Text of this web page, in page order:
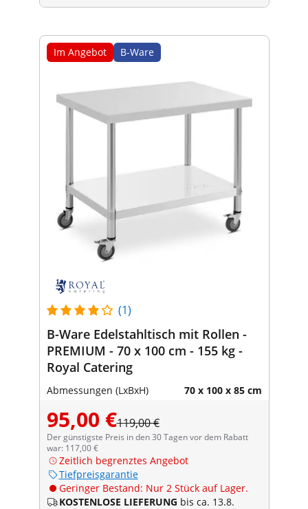
Im Angebot B-Ware
(1)
B-Ware Edelstahltisch mit Rollen -
PREMIUM - 70 x 100 cm - 155 kg -
Royal Catering
Abmessungen (LxBxH) 70 x 100 x 85 cm
95,00 €119,00 €
Der günstigste Preis in den 30 Tagen vor dem Rabatt
war: 117,00 €
Zeitlich begrenztes Angebot
Tiefpreisgarantie
Geringer Bestand: Nur 2 Stück auf Lager.
KOSTENLOSE LIEFERUNG bis ca. 13.8.